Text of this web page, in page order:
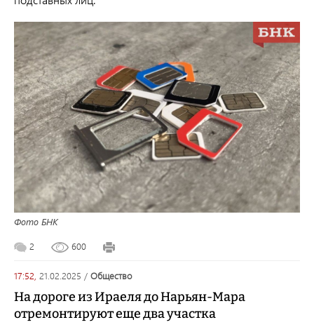
Фото БНК
2 600
17:52, 21.02.2025 / общество
На дороге из Ираеля до Нарьян-Мара
отремонтируют еще два участка